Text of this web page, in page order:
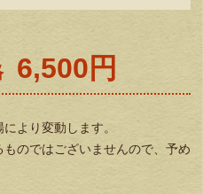
6,500円
より変動します。
のではございませんので、予め